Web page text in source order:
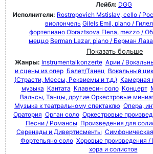
Лейбл: DGG
Исполнители: Rostropovich Mstislav, cello /
виолончель Gilels Emil, piano /
фортепиано Obraztsova Elena, mezzo /
меццо Berman Lazar, piano / Берман
Показать больше
Жанры: Instrumentalkonzerte Арии /
и сцены из опер Балет/Танец Вокальный
(Страсти, Мессы, Реквиемы и т.д.) Камерная
музыка Кантата Клавесин соло Концерт
Вальсы, Танцы, другие Оркестровые
Музыка к театральному спектаклю Опера,
Оратория Орган соло Оркестровые
Песни / Романсы Произведения для
Серенады и Дивертисменты
Фортепьяно соло Хоровые произведения /
хора и солистов